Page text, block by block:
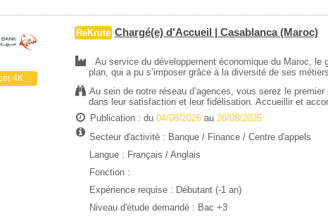
4K
ReKrute Chargé(e) d'Accueil | Casablanca (Maroc)
Au service du développement économique du Maroc, le
plan, qui a pu s’imposer grâce à la diversité de ses
Au sein de notre réseau d’agences, vous serez le
dans leur satisfaction et leur fidélisation. Accueillir et
Publication : du 04/08/2026au 26/08/2026
Secteur d'activité : Banque / Finance/ Centre d'appels
Langue : Français / Anglais
Fonction :
Expérience requise : Débutant (-1 an)
Niveau d'étude demandé : Bac +3